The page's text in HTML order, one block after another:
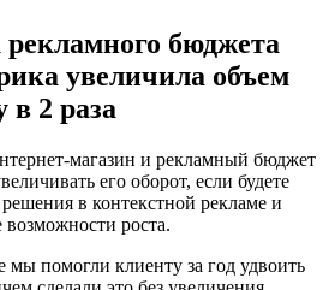
рекламного бюджета
увеличила объем
в 2 раза
магазин и рекламный бюджет
его оборот, если будете
в контекстной рекламе и
роста.
мы помогли клиенту за год удвоить